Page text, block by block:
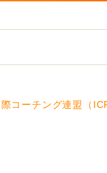
コーチング連盟（